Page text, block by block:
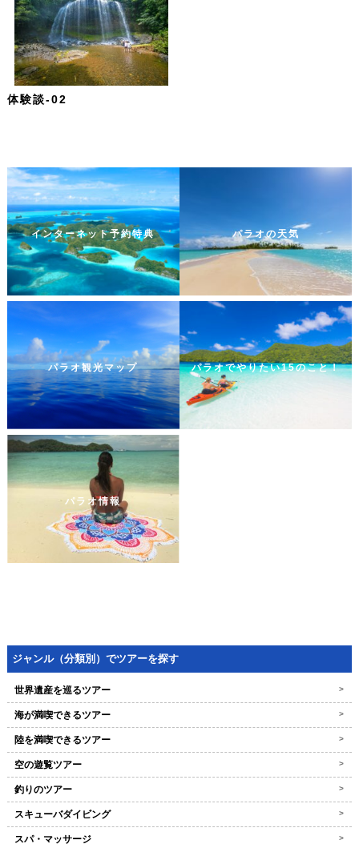
ジャンル（分類別）でツアーを探す
世界遺産を巡るツアー >
海が満喫できるツアー >
陸を満喫できるツアー >
空の遊覧ツアー >
釣りのツアー >
スキューバダイビング >
スパ・マッサージ >
体験談-02
インターネット予約特典 パラオの天気
パラオ観光マップ パラオでやりたい15のこと！
パラオ情報